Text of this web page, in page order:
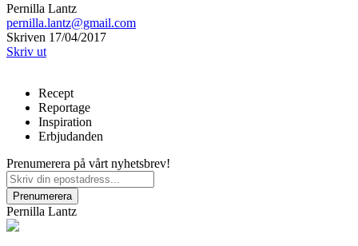
Pernilla Lantz
pernilla.lantz@gmail.com
Skriven 17/04/2017
Skriv ut
Recept
Reportage
Inspiration
Erbjudanden
Prenumerera på vårt nyhetsbrev!
Pernilla Lantz